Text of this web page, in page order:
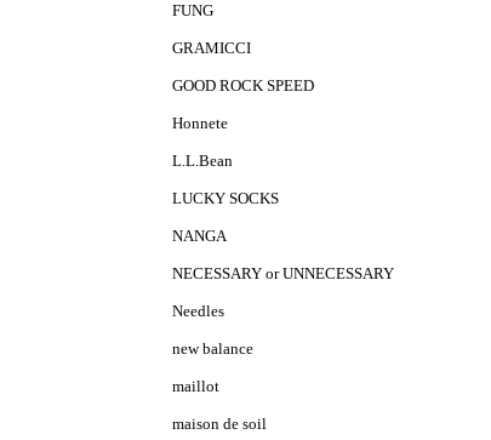
FUNG
GRAMICCI
GOOD ROCK SPEED
Honnete
L.L.Bean
LUCKY SOCKS
NANGA
NECESSARY or UNNECESSARY
Needles
new balance
maillot
maison de soil